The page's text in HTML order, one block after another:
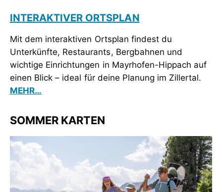
INTERAKTIVER ORTSPLAN
Mit dem interaktiven Ortsplan findest du
Unterkünfte, Restaurants, Bergbahnen und
wichtige Einrichtungen in Mayrhofen-Hippach auf
einen Blick – ideal für deine Planung im Zillertal.
MEHR…
SOMMER KARTEN